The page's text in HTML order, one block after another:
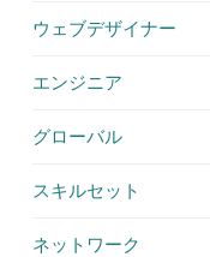
ウェブデザイナー
エンジニア
グローバル
スキルセット
ネットワーク